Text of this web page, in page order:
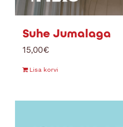
Suhe Jumalaga
15,00€
Lisa korvi